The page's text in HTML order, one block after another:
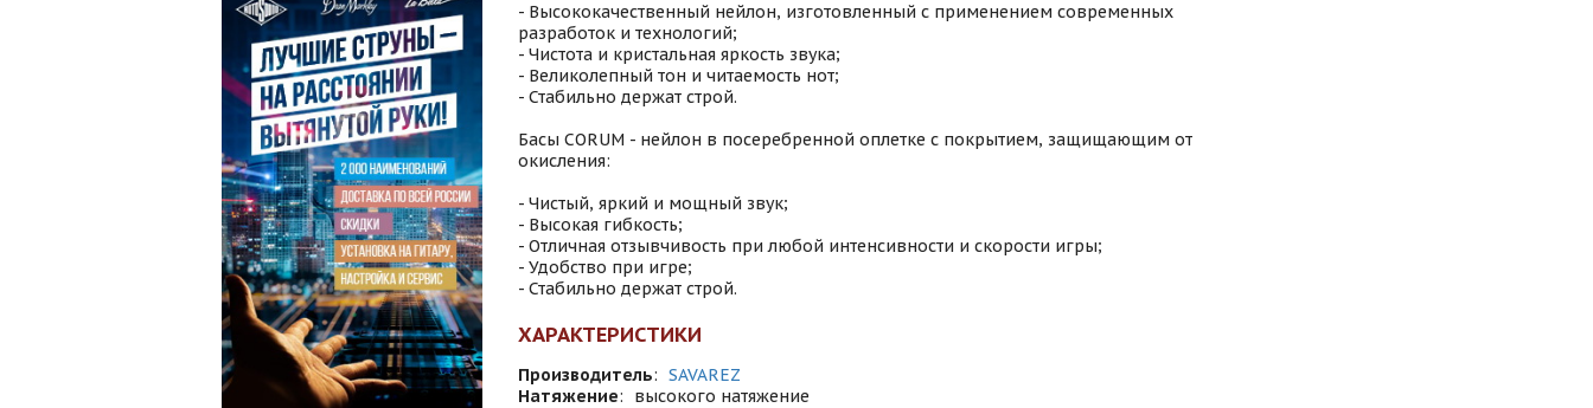
- Высококачественный нейлон, изготовленный с применением современных
разработок и технологий;
- Чистота и кристальная яркость звука;
- Великолепный тон и читаемость нот;
- Стабильно держат строй.
Басы CORUM - нейлон в посеребренной оплетке с покрытием, защищающим от
окисления:
- Чистый, яркий и мощный звук;
- Высокая гибкость;
- Отличная отзывчивость при любой интенсивности и скорости игры;
- Удобство при игре;
- Стабильно держат строй.
ХАРАКТЕРИСТИКИ
Производитель: SAVAREZ
Натяжение: высокого натяжение